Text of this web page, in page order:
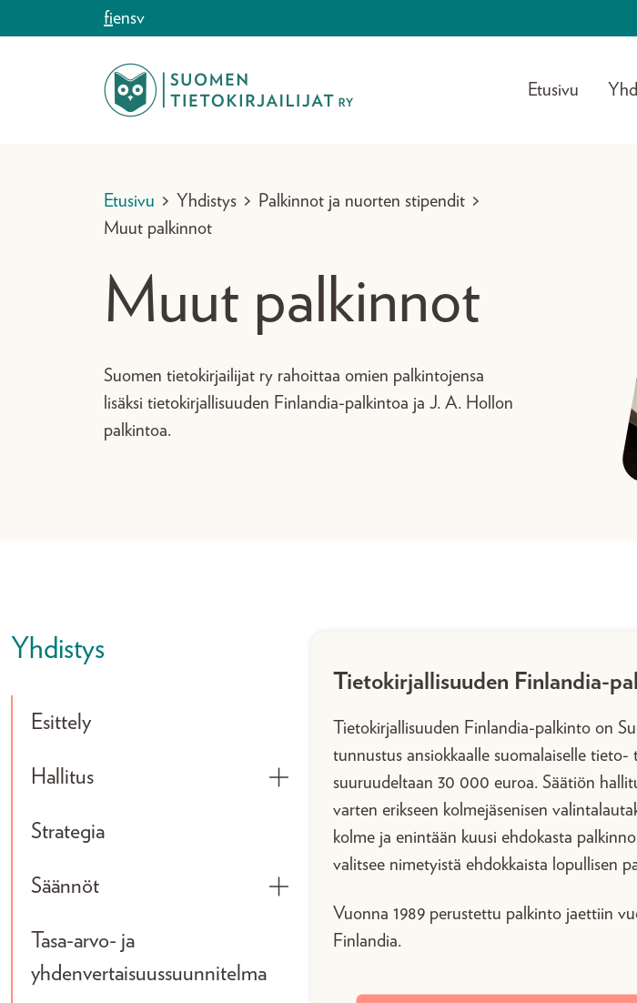
fiensv
Etusivu
Etusivu > Yhdistys > Palkinnot ja nuorten stipendit >
Muut palkinnot
Muut palkinnot
Suomen tietokirjailijat ry rahoittaa omien palkintojensa
lisäksi tietokirjallisuuden Finlandia-palkintoa ja J. A. Hollon
palkintoa.
Yhdistys
Esittely
Hallitus
Toggle submenu
Strategia
Säännöt
Toggle submenu
Tasa-arvo- ja
yhdenvertaisuussuunnitelma
Tietokirjallisuuden Finlandia-
Tietokirjallisuuden Finlandia-palkinto on
tunnustus ansiokkaalle suomalaiselle
suuruudeltaan 30 000 euroa. Säätiön
varten erikseen kolmejäsenisen
kolme ja enintään kuusi ehdokasta
valitsee nimetyistä ehdokkaista lopullisen
Vuonna 1989 perustettu palkinto jaettiin
Finlandia.